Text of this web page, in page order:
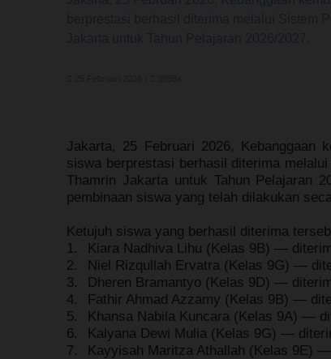
Jakarta, 25 Februari 2026, Kebanggaan
siswa berprestasi berhasil diterima
Thamrin Jakartauntuk Tahun Pelajaran
pembinaan siswa yang telah dilakukan
Ketujuh siswa yang berhasil diterima
1.
Kiara Nadhiva Lihu (Kelas 9B) —
2.
Niel Rizqullah Ervatra (Kelas 9G) —
3.
Dheren Bramantyo (Kelas 9D) —
4.
Fathir Ahmad Azzamy (Kelas 9B) —
5.
Khansa Nabila Kuncara (Kelas 9A) —
6.
Kalyana Dewi Mulia (Kelas 9G) —
7.
Kayyisah Maritza Athallah (Kelas 9E)